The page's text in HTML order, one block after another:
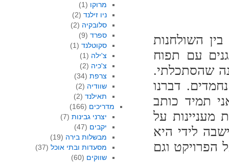
השולחנות
עם תפוח
שהסתכלתי.
דברנו
תמיד כותב
על
לידי היא
הפרויקט וגם
מרוקו (1)
ניו זילנד (2)
סלובקיה (2)
ספרד (9)
סקוטלנד (1)
צ'ילה (1)
צ'כיה (2)
צרפת (34)
שוודיה (2)
תאילנד (2)
מדריכים (166)
יצרני גבינות (7)
יקבים (47)
מבשלות בירה (19)
מסעדות ובתי אוכל (37)
שווקים (60)